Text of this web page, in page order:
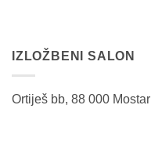
IZLOŽBENI SALON
Ortiješ bb, 88 000 Mostar